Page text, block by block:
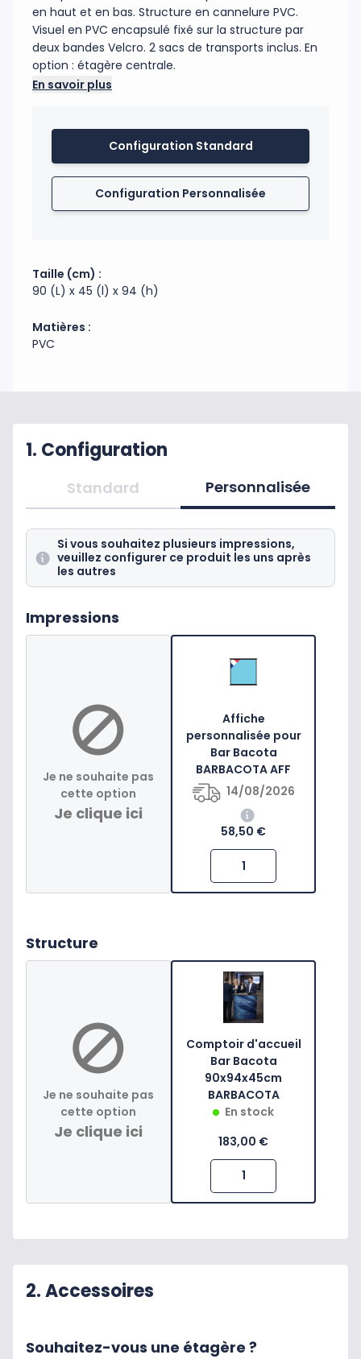
en haut et en bas. Structure en cannelure PVC.
Visuel en PVC encapsulé fixé sur la structure par
deux bandes Velcro. 2 sacs de transports inclus. En
option : étagère centrale.
Code douanier : 94036010
En savoir plus
Configuration Standard
Configuration Personnalisée
Taille (cm) :
90 (L) x 45 (l) x 94 (h)
Matières :
PVC
1. Configuration
Standard Personnalisée
Si vous souhaitez plusieurs impressions,
veuillez configurer ce produit les uns après
les autres
Impressions
Je ne souhaite pas
cette option
Je clique ici
Affiche
personnalisée pour
Bar Bacota
BARBACOTA AFF
14/08/2026
58,50 €
Structure
Je ne souhaite pas
cette option
Je clique ici
Comptoir d'accueil
Bar Bacota
90x94x45cm
BARBACOTA
En stock
183,00 €
2. Accessoires
Souhaitez-vous une étagère ?